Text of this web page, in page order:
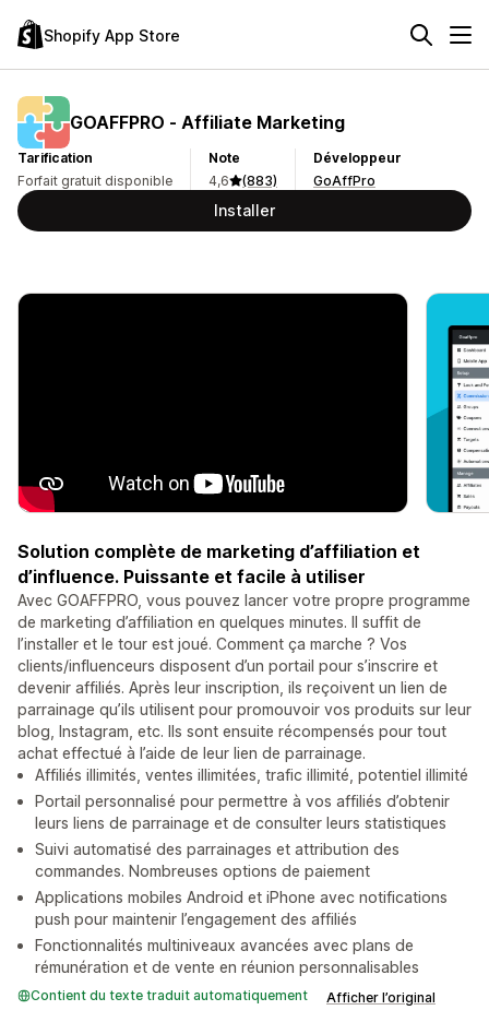
Shopify App Store
GOAFFPRO ‑ Affiliate Marketing
Tarification
Forfait gratuit disponible
Note
4,6
(883)
Développeur
GoAffPro
Installer
Solution complète de marketing d’affiliation et
d’influence. Puissante et facile à utiliser
Avec GOAFFPRO, vous pouvez lancer votre propre programme
de marketing d’affiliation en quelques minutes. Il suffit de
l’installer et le tour est joué. Comment ça marche ? Vos
clients/influenceurs disposent d’un portail pour s’inscrire et
devenir affiliés. Après leur inscription, ils reçoivent un lien de
parrainage qu’ils utilisent pour promouvoir vos produits sur leur
blog, Instagram, etc. Ils sont ensuite récompensés pour tout
achat effectué à l’aide de leur lien de parrainage.
Affiliés illimités, ventes illimitées, trafic illimité, potentiel illimité
Portail personnalisé pour permettre à vos affiliés d’obtenir
leurs liens de parrainage et de consulter leurs statistiques
Suivi automatisé des parrainages et attribution des
commandes. Nombreuses options de paiement
Applications mobiles Android et iPhone avec notifications
push pour maintenir l’engagement des affiliés
Fonctionnalités multiniveaux avancées avec plans de
rémunération et de vente en réunion personnalisables
Contient du texte traduit automatiquement Afficher l’original